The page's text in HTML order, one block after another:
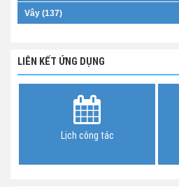
Vây (137)
LIÊN KẾT ỨNG DỤNG
Lịch công tác